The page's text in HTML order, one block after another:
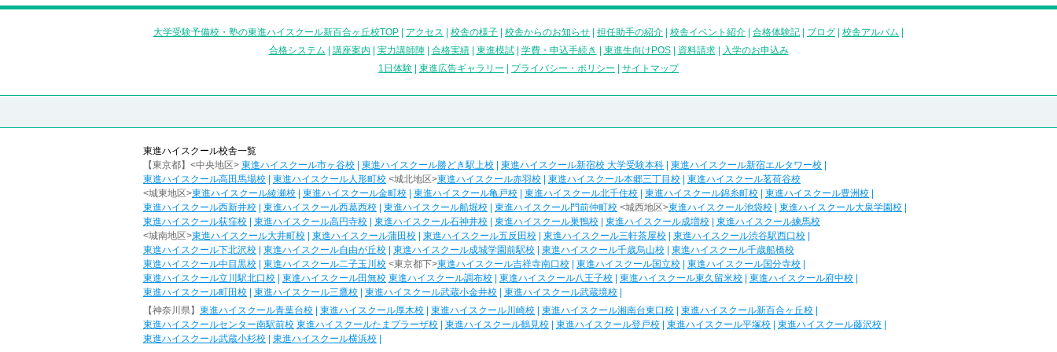
大学受験予備校・塾の東進ハイスクール新百合ヶ丘校TOP アクセス 校舎の様子 校舎からのお知らせ 担任助手の紹介 校舎イベント紹介 合格体験記 ブログ 校舎アルバム
合格システム
講座案内 実力講師陣| 合格実績| 東進模試| 学費・申込手続き 東進生向けPOS| 資料請求|
入学のお申込み
1日体験
東進広告ギャラリー プライバシー・ポリシー サイトマップ
東進ハイスクール校舎一覧
【東京都】<中央地区> 東進ハイスクール市ヶ谷校 東進ハイスクール勝どき駅上校 東進ハイスクール新宿校 大学受験本科 東進ハイスクール新宿エルタワー校
東進ハイスクール高田馬場校
東進ハイスクール人形町校 <城北地区>東進ハイスクール赤羽校 東進ハイスクール本郷三丁目校
東進ハイスクール茗荷谷校
<城東地区>東進ハイスクール綾瀬校 東進ハイスクール金町校 東進ハイスクール亀戸校 東進ハイスクール北千住校 東進ハイスクール錦糸町校 東進ハイスクール豊洲校
東進ハイスクール西新井校
東進ハイスクール西葛西校 東進ハイスクール船堀校 東進ハイスクール門前仲町校 <城西地区>東進ハイスクール池袋校 東進ハイスクール大泉学園校
東進ハイスクール荻窪校
東進ハイスクール高円寺校 東進ハイスクール石神井校 東進ハイスクール巣鴨校 東進ハイスクール成増校
東進ハイスクール練馬校
<城南地区>東進ハイスクール大井町校 東進ハイスクール蒲田校 東進ハイスクール五反田校 東進ハイスクール三軒茶屋校 東進ハイスクール渋谷駅西口校
東進ハイスクール下北沢校
東進ハイスクール自由が丘校 東進ハイスクール成城学園前駅校 東進ハイスクール千歳烏山校
東進ハイスクール千歳船橋校
東進ハイスクール中目黒校
東進ハイスクール二子玉川校 <東京都下>東進ハイスクール吉祥寺南口校 東進ハイスクール国立校 東進ハイスクール国分寺校
東進ハイスクール立川駅北口校
東進ハイスクール田無校 東進ハイスクール調布校 東進ハイスクール八王子校 東進ハイスクール東久留米校 東進ハイスクール府中校
東進ハイスクール町田校
東進ハイスクール三鷹校 東進ハイスクール武蔵小金井校 東進ハイスクール武蔵境校
【神奈川県】 東進ハイスクール青葉台校 東進ハイスクール厚木校 東進ハイスクール川崎校 東進ハイスクール湘南台東口校 東進ハイスクール新百合ヶ丘校
東進ハイスクールセンター南駅前校 東進ハイスクールたまプラーザ校 東進ハイスクール鶴見校 東進ハイスクール登戸校 東進ハイスクール平塚校 東進ハイスクール藤沢校
東進ハイスクール武蔵小杉校
東進ハイスクール横浜校